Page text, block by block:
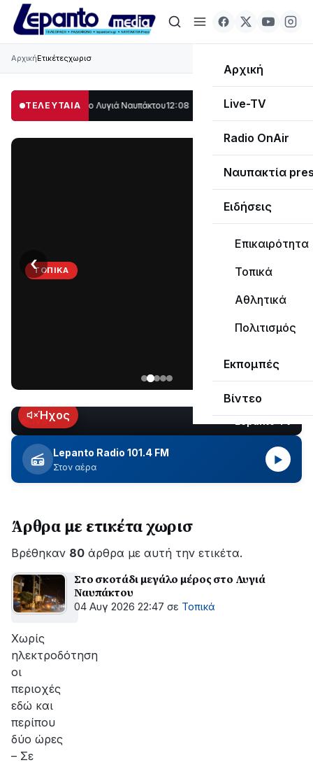
Αρχική
Live-TV
Radio OnAir
Ναυπακτία
Ειδήσεις
Επικαιρότητα
Τοπικά
Αθλητικά
Πολιτισμός
Εκπομπές
Βίντεο
ΑρχικήΕτικέτεςχωρισ
ΤΕΛΕΥΤΑΙΑ
μέρος στο Λυγιά Ναυπάκτου12:08 Σε τροχιά υλοποίησης η
ΤΟΠΙΚΆ
Ναυπάκτου
εδώ
και
περίπου
δύο
ώρες
εξέλιξη
οι
εργασίες
ΔΕΔΔΗΕ
για
την
της
βλάβης
‹
LIVEΉχος
Lepanto Radio 101.4 FM
Στον αέρα
▶
Άρθρα με ετικέτα χωρισ
Βρέθηκαν 80 άρθρα με αυτή την ετικέτα.
Στο σκοτάδι μεγάλο μέρος στο Λυγιά
Ναυπάκτου
04 Αυγ 2026 22:47 σε Τοπικά
Χωρίς
ηλεκτροδότηση
οι
περιοχές
εδώ και
περίπου
δύο ώρες
– Σε